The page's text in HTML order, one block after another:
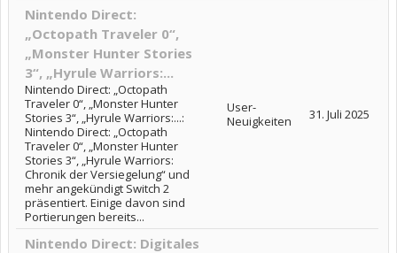
Nintendo Direct:
„Octopath Traveler 0“,
„Monster Hunter Stories
3“, „Hyrule Warriors:...
Nintendo Direct: „Octopath
Traveler 0“, „Monster Hunter
Stories 3“, „Hyrule Warriors:...:
Nintendo Direct: „Octopath
Traveler 0“, „Monster Hunter
Stories 3“, „Hyrule Warriors:
Chronik der Versiegelung“ und
mehr angekündigt Switch 2
präsentiert. Einige davon sind
Portierungen bereits...
User-
Neuigkeiten
31. Juli 2025
Nintendo Direct: Digitales